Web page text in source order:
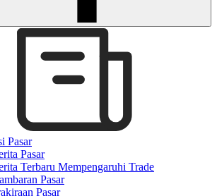
Pasar
Pasar
Terbaru Mempengaruhi Trade
Pasar
Pasar